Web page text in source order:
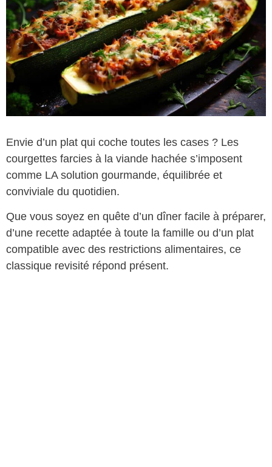
Envie d’un plat qui coche toutes les cases ? Les
courgettes farcies à la viande hachée s’imposent
comme LA solution gourmande, équilibrée et
conviviale du quotidien.
Que vous soyez en quête d’un dîner facile à préparer,
d’une recette adaptée à toute la famille ou d’un plat
compatible avec des restrictions alimentaires, ce
classique revisité répond présent.